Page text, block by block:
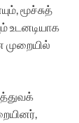
மூச்சுத்
உடனடியாக
முறையில்